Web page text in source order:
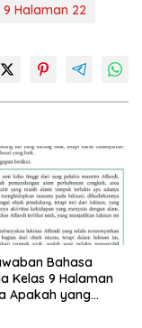
Halaman 22
Bahasa
Kelas 9 Halaman
Apakah yang